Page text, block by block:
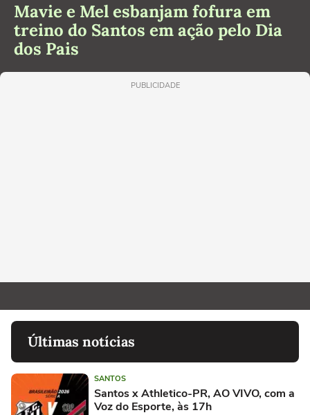
Mavie e Mel esbanjam fofura em
treino do Santos em ação pelo Dia
dos Pais
PUBLICIDADE
Últimas notícias
SANTOS
Santos x Athletico-PR, AO VIVO, com a
Voz do Esporte, às 17h